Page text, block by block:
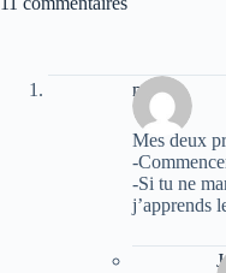
muller
Mes deux
-
-Si tu ne
j’apprends